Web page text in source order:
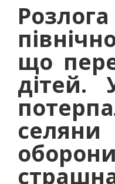
що
дітей.